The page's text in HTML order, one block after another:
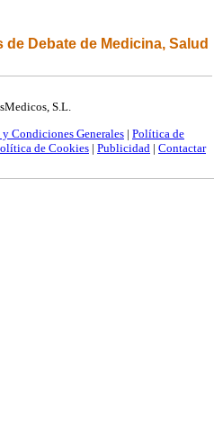
de Debate de Medicina, Salud
S.L.
Condiciones Generales | Política de
de Cookies | Publicidad | Contactar